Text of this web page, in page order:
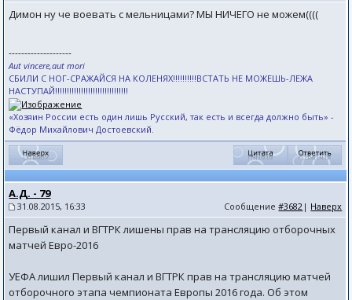
Димон ну че воевать с мельницами? МЫ НИЧЕГО не можем((((
--------------------
Aut vincere,aut mori
СБИЛИ С НОГ-СРАЖАЙСЯ НА КОЛЕНЯХ!!!!!!!!!!ВСТАТЬ НЕ МОЖЕШЬ-ЛЕЖА
НАСТУПАЙ!!!!!!!!!!!!!!!!!!!!!!!!!!!!!!!
«Хозяин России есть один лишь Русский, так есть и всегда должно быть» -
Фёдор Михайлович Достоевский.
А.Д. - 79
31.08.2015, 16:33 Сообщение#3682 | Наверх
Первый канал и ВГТРК лишены прав на трансляцию отборочных
матчей Евро-2016
УЕФА лишил Первый канал и ВГТРК прав на трансляцию матчей
отборочного этапа чемпионата Европы 2016 года. Об этом